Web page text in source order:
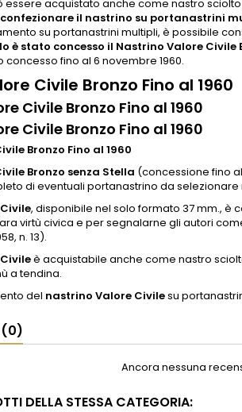
essere acquistato anche come nastro
confezionare il nastrino su portanastrini
su portanastrini multipli, è possibile
è stato concesso il Nastrino Valore Civile
concesso fino al 6 novembre 1960.
Civile Bronzo Fino al 1960
Civile Bronzo Fino al 1960
Civile Bronzo Fino al 1960
Bronzo Fino al 1960
Bronzo senza Stella (concessione fino
di eventuali portanastrino da selezionare
, disponibile nel solo formato 37 mm.,
virtù civica e per segnalarne gli autori
n. 13).
è acquistabile anche come nastro
a tendina.
del nastrino Valore Civilesu
(0)
Ancora nessuna
DELLA STESSA CATEGORIA: